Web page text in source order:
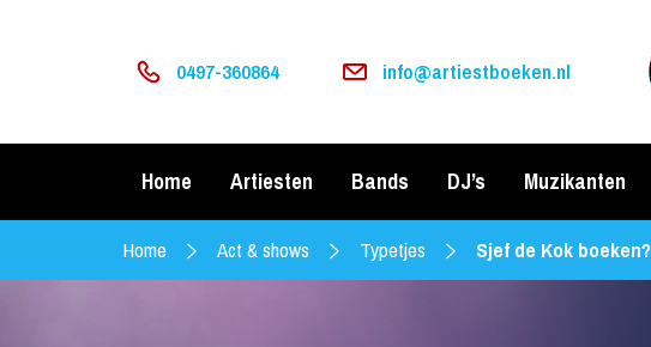
0497-360864 info@artiestboeken.nl
Home Artiesten Bands DJ’s Muzikanten
Home Act & shows Typetjes Sjef de Kok boeken?